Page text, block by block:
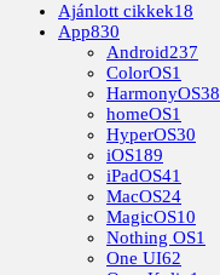
Ajánlott cikkek18
App830
Android237
ColorOS1
HarmonyOS38
homeOS1
HyperOS30
iOS189
iPadOS41
MacOS24
MagicOS10
Nothing OS1
One UI62